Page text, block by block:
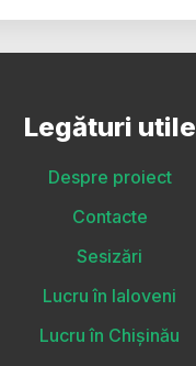
Legături utile
Despre proiect
Contacte
Sesizări
Lucru în Ialoveni
Lucru în Chișinău